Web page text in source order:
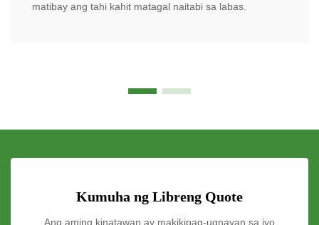
matibay ang tahi kahit matagal naitabi sa labas.
Kumuha ng Libreng Quote
Ang aming kinatawan ay makikipag-ugnayan sa iyo